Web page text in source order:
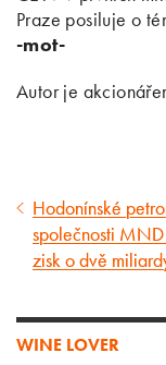
Praze posiluje o
-mot-
Autor je
článek
Hodonínské
společnosti
zisk o dvě
WINE LOVER